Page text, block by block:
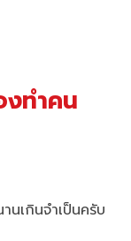
ทำคน
นเกินจำเป็นครับ